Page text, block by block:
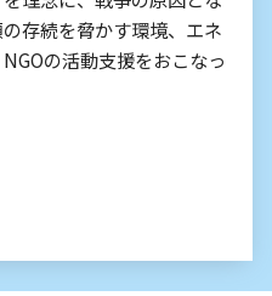
存続を脅かす環境、エネ
の活動支援をおこなっ